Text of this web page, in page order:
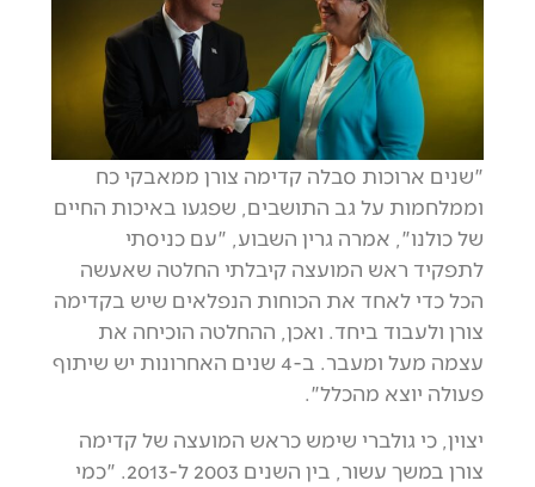
"שנים ארוכות סבלה קדימה צורן ממאבקי כח
וממלחמות על גב התושבים, שפגעו באיכות החיים
של כולנו", אמרה גרין השבוע, "עם כניסתי
לתפקיד ראש המועצה קיבלתי החלטה שאעשה
הכל כדי לאחד את הכוחות הנפלאים שיש בקדימה
צורן ולעבוד ביחד. ואכן, ההחלטה הוכיחה את
עצמה מעל ומעבר. ב-4 שנים האחרונות יש שיתוף
פעולה יוצא מהכלל".
יצוין, כי גולברי שימש כראש המועצה של קדימה
צורן במשך עשור, בין השנים 2003 ל-2013. "כמי